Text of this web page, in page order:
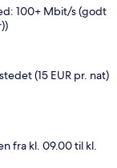
100+ Mbit/s (godt
(15 EUR pr. nat)
fra kl. 09.00 til kl.